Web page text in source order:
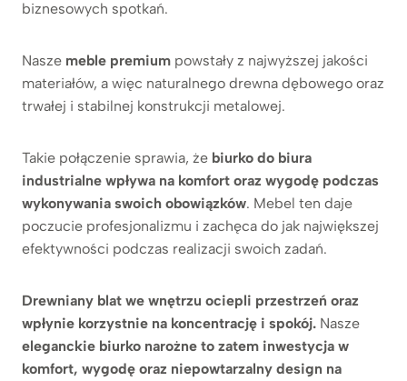
biznesowych spotkań.
Nasze meble premium powstały z najwyższej jakości
materiałów, a więc naturalnego drewna dębowego oraz
trwałej i stabilnej konstrukcji metalowej.
Takie połączenie sprawia, że biurko do biura
industrialne wpływa na komfort oraz wygodę podczas
wykonywania swoich obowiązków. Mebel ten daje
poczucie profesjonalizmu i zachęca do jak największej
efektywności podczas realizacji swoich zadań.
Drewniany blat we wnętrzu ociepli przestrzeń oraz
wpłynie korzystnie na koncentrację i spokój. Nasze
eleganckie biurko narożne to zatem inwestycja w
komfort, wygodę oraz niepowtarzalny design na